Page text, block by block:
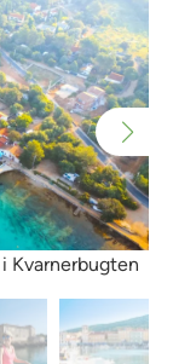
Kvarnerbugten